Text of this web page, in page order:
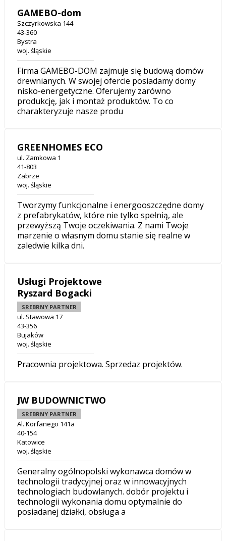
GAMEBO-dom
Szczyrkowska 144
43-360
Bystra
woj. śląskie
Firma GAMEBO-DOM zajmuje się budową domów
drewnianych. W swojej ofercie posiadamy domy
nisko-energetyczne. Oferujemy zarówno
produkcję, jak i montaż produktów. To co
charakteryzuje nasze produ
GREENHOMES ECO
ul. Zamkowa 1
41-803
Zabrze
woj. śląskie
Tworzymy funkcjonalne i energooszczędne domy
z prefabrykatów, które nie tylko spełnią, ale
przewyższą Twoje oczekiwania. Z nami Twoje
marzenie o własnym domu stanie się realne w
zaledwie kilka dni.
Usługi Projektowe
Ryszard Bogacki
SREBRNY PARTNER
ul. Stawowa 17
43-356
Bujaków
woj. śląskie
Pracownia projektowa. Sprzedaz projektów.
JW BUDOWNICTWO
SREBRNY PARTNER
Al. Korfanego 141a
40-154
Katowice
woj. śląskie
Generalny ogólnopolski wykonawca domów w
technologii tradycyjnej oraz w innowacyjnych
technologiach budowlanych. dobór projektu i
technologii wykonania domu optymalnie do
posiadanej działki, obsługa a